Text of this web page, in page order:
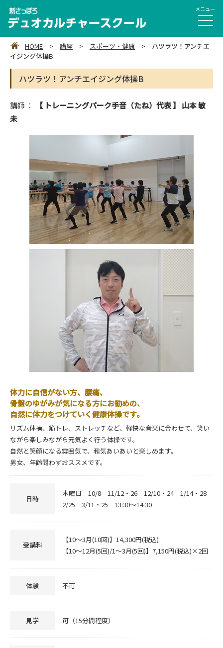
HOME > 講座 > スポーツ・健康 > ハツラツ！アンチエ
イジング体操B
ハツラツ！アンチエイジング体操B
講師 ：
【 トレーニングパーク手音（たね）代表 】 山本 敏
未
体力に自信がない方、腰痛、
骨盤のゆがみが気になる方にお勧めの、
自然に体力をつけていく健康体操です。
リズム体操、筋トレ、ストレッチなど、軽快な音楽に合わせて、笑い
ながら楽しみながら元気よく行う体操です。
自然と笑顔になる雰囲気で、和気あいあいと楽しめます。
男女、年齢問わずおススメです。
日時
木曜日 10/8 11/12・26 12/10・24 1/14・28
2/25 3/11・25 13:30～14:30
受講料
【10～3月(10回)】14,300円(税込)
【10～12月(5回)/1～3月(5回)】7,150円(税込)×2回
体験 不可
見学 可（15分間程度）